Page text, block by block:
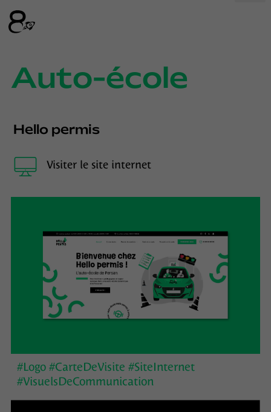
Auto-école
Hello permis
Visiter le site internet
#Logo #CarteDeVisite #SiteInternet
#VisuelsDeCommunication